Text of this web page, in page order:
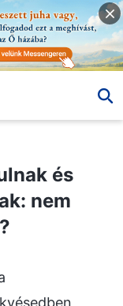
és
nem
próbálj meg tanulni valamit. Ne csapj be Engem; nincs szükségem arra, hogy hízelkedéssel próbálj megtéveszteni Engem.